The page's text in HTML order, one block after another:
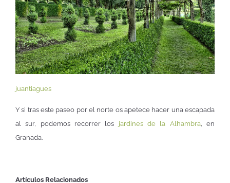
juantiagues
Y si tras este paseo por el norte os apetece hacer una escapada
al sur, podemos recorrer los jardines de la Alhambra, en
Granada.
Artículos Relacionados